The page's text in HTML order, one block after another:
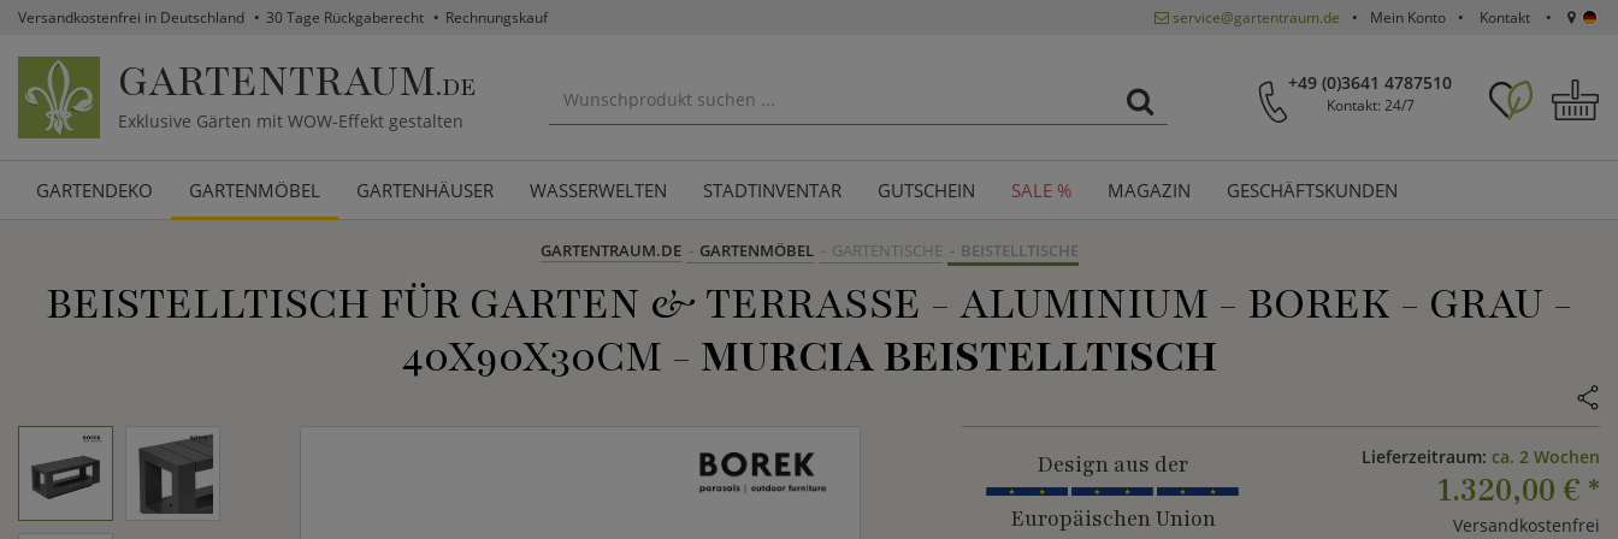
Versandkostenfrei in Deutschland 30 Tage Rückgaberecht Rechnungskauf service@gartentraum.de Mein Konto Kontakt
GARTENTRAUM.DE
Exklusive Gärten mit WOW-Effekt gestalten
+49 (0)3641 4787510
Kontakt: 24/7
GARTENDEKO GARTENMÖBEL GARTENHÄUSER WASSERWELTEN STADTINVENTAR GUTSCHEIN SALE % MAGAZIN GESCHÄFTSKUNDEN
GARTENTRAUM.DE GARTENMÖBEL GARTENTISCHE BEISTELLTISCHE
BEISTELLTISCH FÜR GARTEN & TERRASSE - ALUMINIUM - BOREK - GRAU -
40X90X30CM - MURCIA BEISTELLTISCH
Design aus der
Europäischen Union
Lieferzeitraum: ca. 2 Wochen
1.320,00 € *
Versandkostenfrei